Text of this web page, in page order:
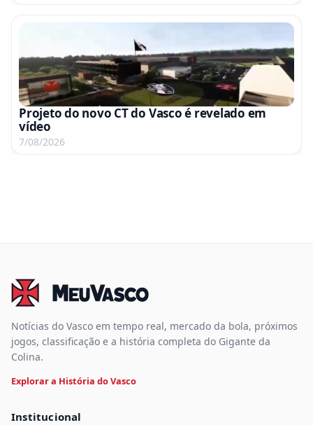
Projeto do novo CT do Vasco é revelado em
vídeo
7/08/2026
Notícias do Vasco em tempo real, mercado da bola, próximos
jogos, classificação e a história completa do Gigante da
Colina.
Explorar a História do Vasco
Institucional